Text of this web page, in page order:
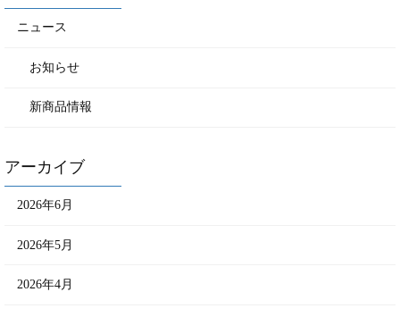
ニュース
お知らせ
新商品情報
アーカイブ
2026年6月
2026年5月
2026年4月